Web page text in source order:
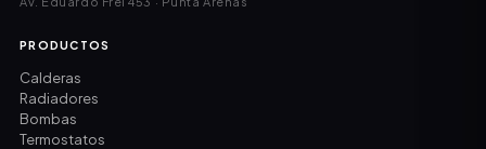
PRODUCTOS
Calderas
Radiadores
Bombas
Termostatos